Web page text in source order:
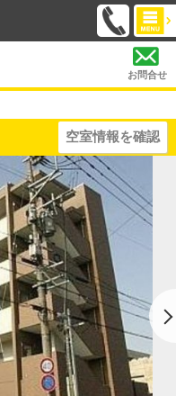
お問合せ
空室情報を確認